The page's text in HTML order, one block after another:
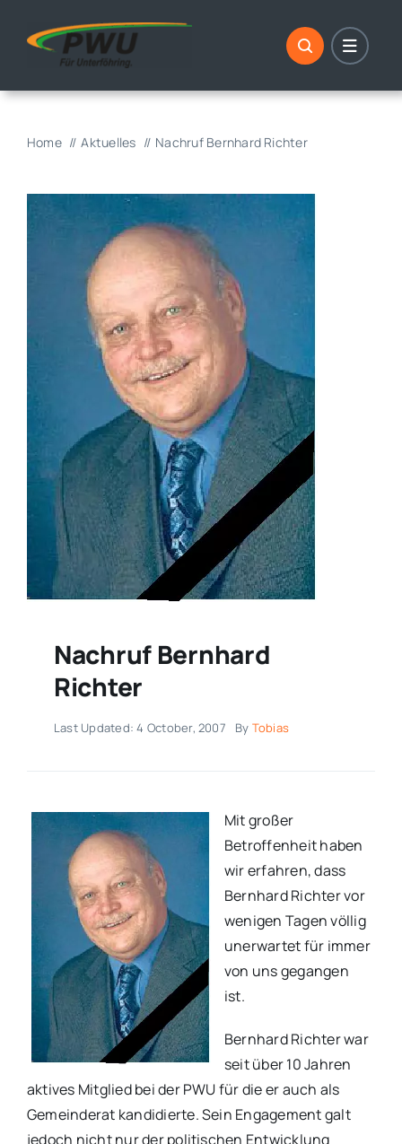
Home Aktuelles Nachruf Bernhard Richter
Nachruf Bernhard
Richter
Last Updated: 4 October, 2007 By Tobias
Mit großer
Betroffenheit haben
wir erfahren, dass
Bernhard Richter vor
wenigen Tagen völlig
unerwartet für immer
von uns gegangen
ist.
Bernhard Richter war
seit über 10 Jahren
aktives Mitglied bei der PWU für die er auch als
Gemeinderat kandidierte. Sein Engagement galt
jedoch nicht nur der politischen Entwicklung